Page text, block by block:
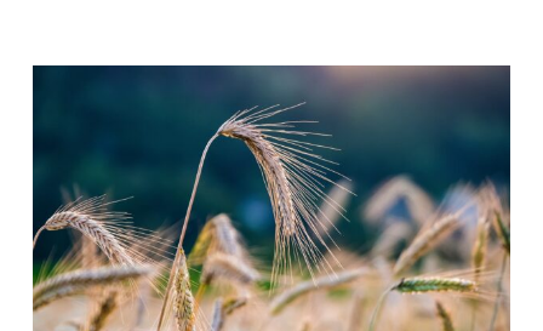
Macronutrientes
en
mi